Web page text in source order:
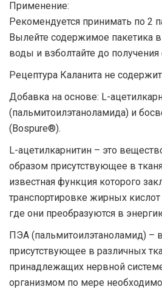
Применение:
Рекомендуется принимать по 2
Вылейте содержимое пакетика в
воды и взболтайте до получения
Рецептура Каланита не
Добавка на основе: L-
(пальмитоилэтаноламида) и
(Bospure®).
L-ацетилкарнитин – это
образом присутствующее в
известная функция которого
транспортировке жирных
где они преобразуются в
ПЭА (пальмитоилэтаноламид) –
присутствующее в различных
принадлежащих нервной
организмом по мере